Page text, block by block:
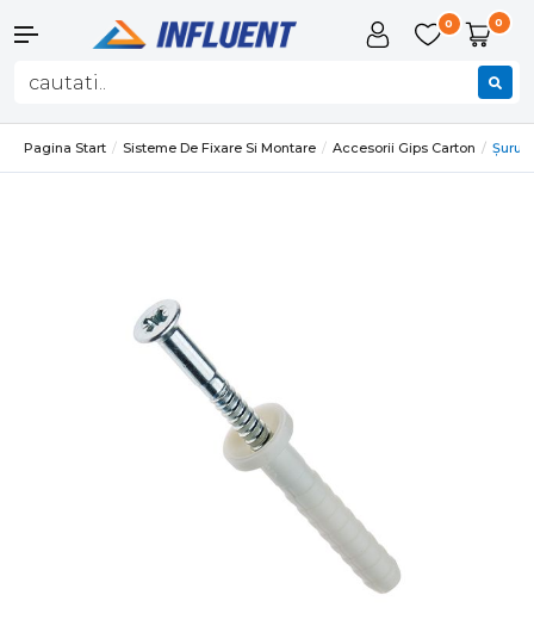
0 0
Pagina Start Sisteme De Fixare Si Montare Accesorii Gips Carton